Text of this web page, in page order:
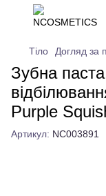
Тіло Догляд за
Зубна
Purple
Артикул: NC003891